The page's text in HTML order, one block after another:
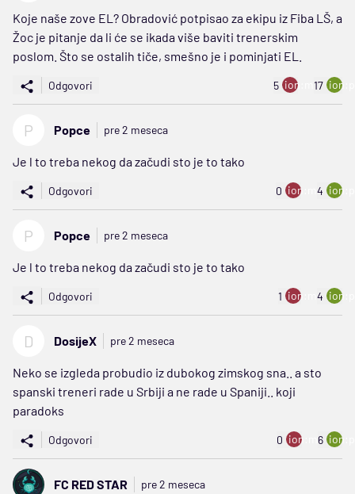
Koje naše zove EL? Obradović potpisao za ekipu iz Fiba LŠ, a
Žoc je pitanje da li će se ikada više baviti trenerskim
poslom. Što se ostalih tiče, smešno je i pominjati EL.
Odgovori 5 ion:minus
17
P Popce pre 2 meseca
Je l to treba nekog da začudi sto je to tako
Odgovori 0 ion:minus
4
P Popce pre 2 meseca
Je l to treba nekog da začudi sto je to tako
Odgovori 1 ion:minus
4
D DosijeX pre 2 meseca
Neko se izgleda probudio iz dubokog zimskog sna.. a sto
spanski treneri rade u Srbiji a ne rade u Spaniji.. koji
paradoks
Odgovori 0 ion:minus
6
FC RED STAR pre 2 meseca